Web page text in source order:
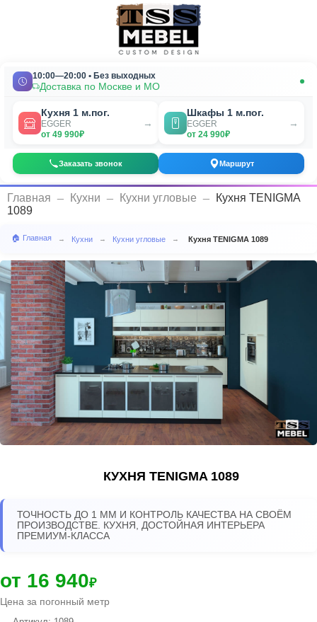
10:00—20:00 • Без выходных
Доставка по Москве и МО
Кухня 1 м.пог.
EGGER
от 49 990₽
→
Шкафы 1 м.пог.
EGGER
от 24 990₽
→
Заказать звонок Маршрут
Главная Кухни Кухни угловые
Кухня TENIGMA
1089
🏠 Главная → Кухни → Кухни угловые → Кухня TENIGMA 1089
КУХНЯ TENIGMA 1089
ТОЧНОСТЬ ДО 1 ММ И КОНТРОЛЬ КАЧЕСТВА НА СВОЁМ
ПРОИЗВОДСТВЕ. КУХНЯ, ДОСТОЙНАЯ ИНТЕРЬЕРА
ПРЕМИУМ-КЛАССА
от 16 940₽
Цена за погонный метр